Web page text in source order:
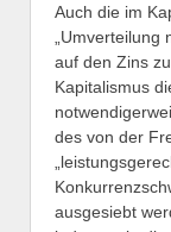
Auch die im
auf den Zins
Kapitalismus
des von der
ausgesiebt